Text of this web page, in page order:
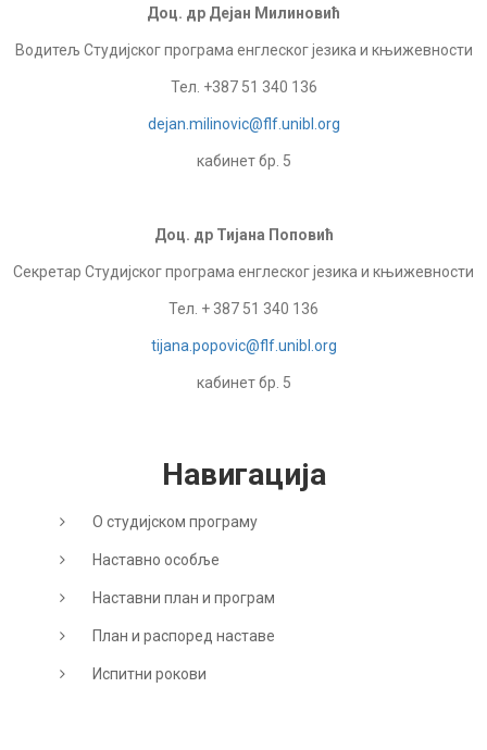
Доц. др Дејан Милиновић
Водитељ Студијског програма енглеског језика и књижевности
Тел. +387 51 340 136
dejan.milinovic@flf.unibl.org
кабинет бр. 5
Доц. др Тијана Поповић
Секретар Студијског програма енглеског језика и књижевности
Тел. + 387 51 340 136
tijana.popovic@flf.unibl.org
кабинет бр. 5
Навигација
О студијском програму
Наставно особље
Наставни план и програм
План и распоред наставе
Испитни рокови